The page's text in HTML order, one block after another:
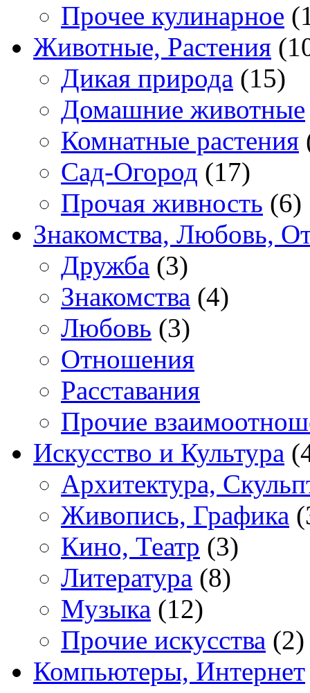
Прочее кулинарное
Животные, Растения
Дикая природа (15)
Домашние животные
Комнатные растения
Сад-Огород (17)
Прочая живность (6)
Знакомства, Любовь,
Дружба (3)
Знакомства (4)
Любовь (3)
Отношения
Расставания
Прочие
Искусство и Культура
Архитектура,
Живопись, Графика
Кино, Театр (3)
Литература (8)
Музыка (12)
Прочие искусства (2)
Компьютеры, Интернет